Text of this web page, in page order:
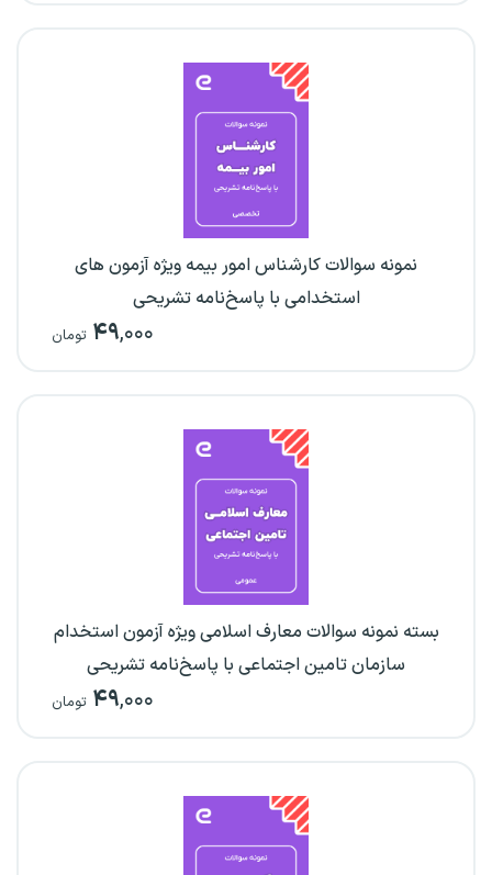
نمونه سوالات کارشناس امور بیمه ویژه آزمون های
استخدامی با پاسخ‌نامه تشریحی
۴۹,۰۰۰ تومان
بسته نمونه سوالات معارف اسلامی ویژه آزمون استخدام
سازمان تامین اجتماعی با پاسخ‌نامه تشریحی
۴۹,۰۰۰ تومان